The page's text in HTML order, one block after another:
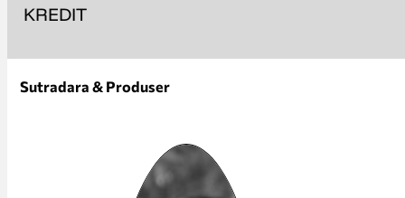
KREDIT
Sutradara & Produser